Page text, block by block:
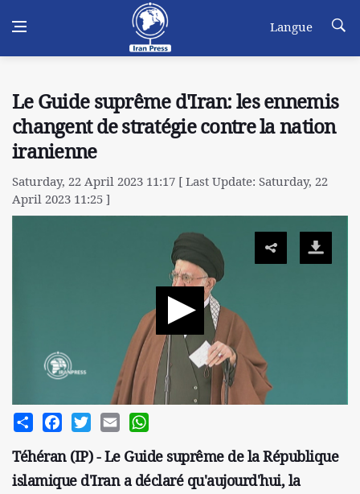
Langue
Le Guide suprême d'Iran: les ennemis
changent de stratégie contre la nation
iranienne
Saturday, 22 April 2023 11:17 [ Last Update: Saturday, 22
April 2023 11:25 ]
Share FacebookTwitterEmail
Téhéran (IP) - Le Guide suprême de la République
islamique d'Iran a déclaré qu'aujourd'hui, la